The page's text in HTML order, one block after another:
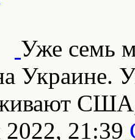
Уже семь
Украине.
21:39